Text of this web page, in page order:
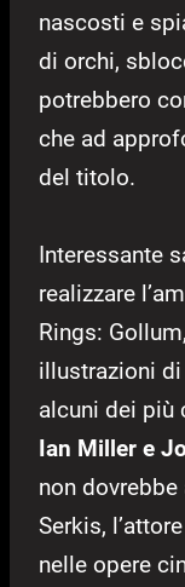
nascosti e
di orchi,
potrebbero
che ad
del titolo.
Interessante
realizzare
Rings:
illustrazioni di
alcuni dei più
Ian Miller e
non
Serkis,
nelle opere